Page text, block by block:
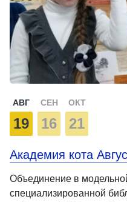
АВГ
19
СЕН
16
ОКТ
21
Академия кота
Объединение в
специализированной